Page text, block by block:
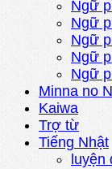
Ngữ
Ngữ
Ngữ
Ngữ
Ngữ
Minna no
Kaiwa
Trợ từ
Tiếng Nhật
luyện